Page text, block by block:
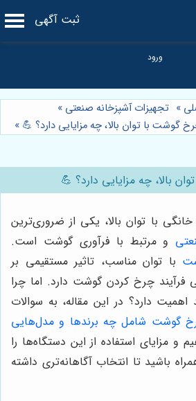
ثبت آگهی
» تجهیزات آشپزخانه صنعتی »
گوشت با توان بالا، چه مزایایی دارد؟ 💪 »
بالا، چه مزایایی دارد؟ 💪
با توان بالا، یکی از ضروری‌ترین
و مرتبط با فرآوری گوشت است.
با توان مناسب، تاثیر مستقیمی بر
فرآیند چرخ کردن گوشت دارد. اما چرا
دارد؟ در این مقاله، به سوالات
گوشت شامل چه برندها و مدل‌هایی
و مزایای استفاده از این دستگاه‌ها را
باشید تا انتخاب آگاهانه‌تری داشته